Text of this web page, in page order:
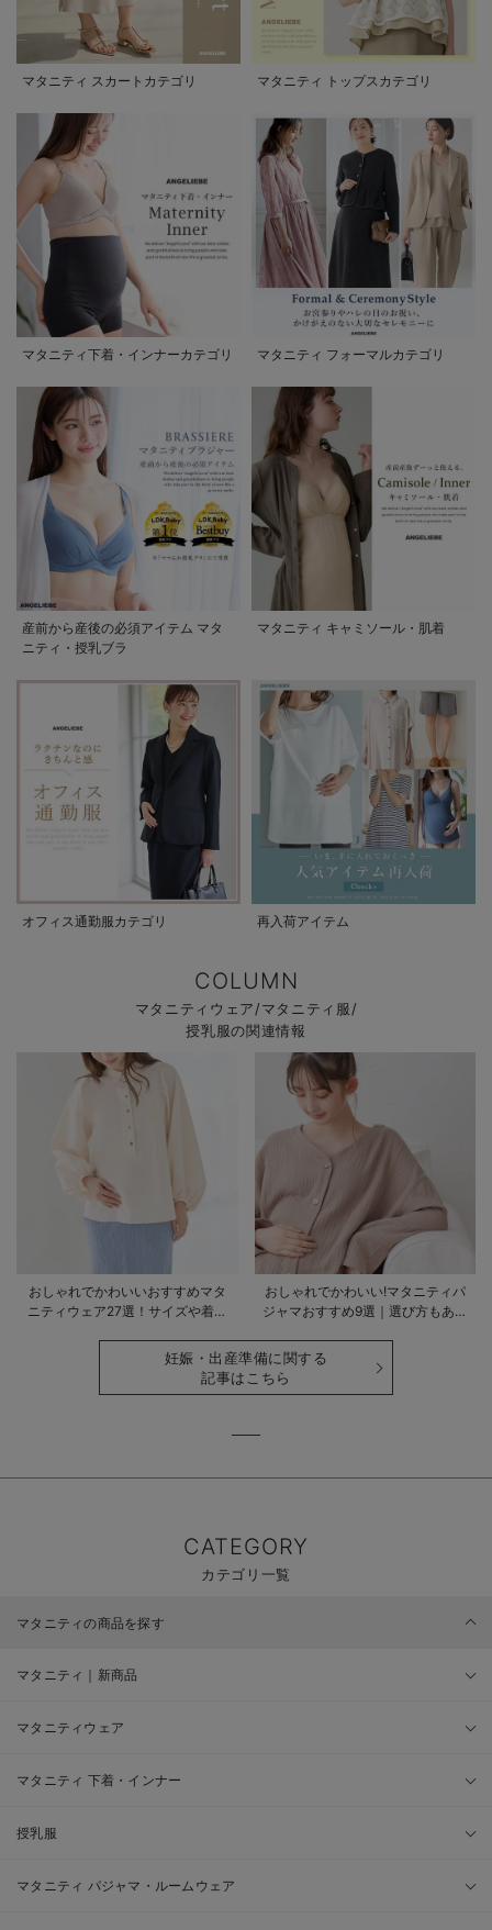
マタニティ スカートカテゴリ マタニティ トップスカテゴリ
マタニティ下着・インナーカテゴリ マタニティ フォーマルカテゴリ
産前から産後の必須アイテム マタ
ニティ・授乳ブラ
マタニティ キャミソール・肌着
オフィス通勤服カテゴリ 再入荷アイテム
COLUMN
マタニティウェア/マタニティ服/
授乳服の関連情報
おしゃれでかわいいおすすめマタ
ニティウェア27選！サイズや着る
おしゃれでかわいい!マタニティパ
ジャマおすすめ9選｜選び方もあわ
妊娠・出産準備に関する
記事はこちら
CATEGORY
カテゴリ一覧
マタニティの商品を探す
マタニティ｜新商品
マタニティウェア
マタニティ 下着・インナー
授乳服
マタニティ パジャマ・ルームウェア